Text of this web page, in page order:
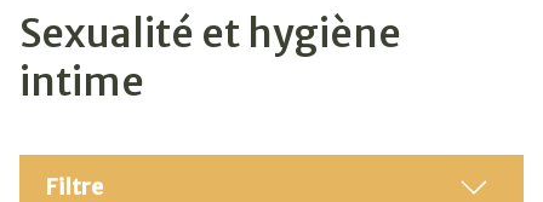
Sexualité et hygiène
intime
Filtre